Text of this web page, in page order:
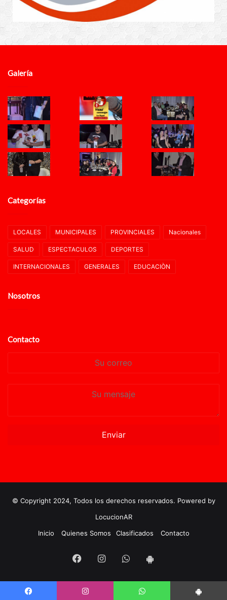
Galería
Categorías
LOCALES MUNICIPALES PROVINCIALES Nacionales
SALUD ESPECTACULOS DEPORTES
INTERNACIONALES GENERALES EDUCACIÒN
Nosotros
Contacto
© Copyright 2024, Todos los derechos reservados. Powered by
LocucionAR
Inicio
Quienes Somos Clasificados Contacto
FacebookInstagramWhatsapp
Android